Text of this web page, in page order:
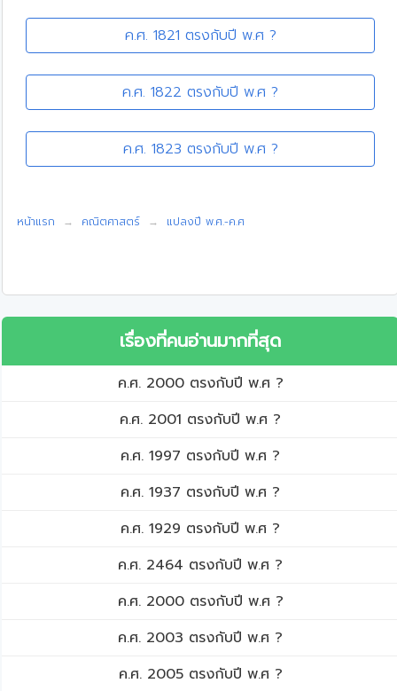
ค.ศ. 1821 ตรงกับปี พ.ศ ?
ค.ศ. 1822 ตรงกับปี พ.ศ ?
ค.ศ. 1823 ตรงกับปี พ.ศ ?
หน้าแรก คณิตศาสตร์ แปลงปี พ.ศ.-ค.ศ
เรื่องที่คนอ่านมากที่สุด
ค.ศ. 2000 ตรงกับปี พ.ศ ?
ค.ศ. 2001 ตรงกับปี พ.ศ ?
ค.ศ. 1997 ตรงกับปี พ.ศ ?
ค.ศ. 1937 ตรงกับปี พ.ศ ?
ค.ศ. 1929 ตรงกับปี พ.ศ ?
ค.ศ. 2464 ตรงกับปี พ.ศ ?
ค.ศ. 2000 ตรงกับปี พ.ศ ?
ค.ศ. 2003 ตรงกับปี พ.ศ ?
ค.ศ. 2005 ตรงกับปี พ.ศ ?